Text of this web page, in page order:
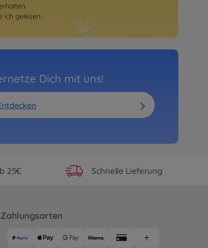
ich gelesen.
Dich mit uns!
25€ Schnelle Lieferung
Zahlungsarten